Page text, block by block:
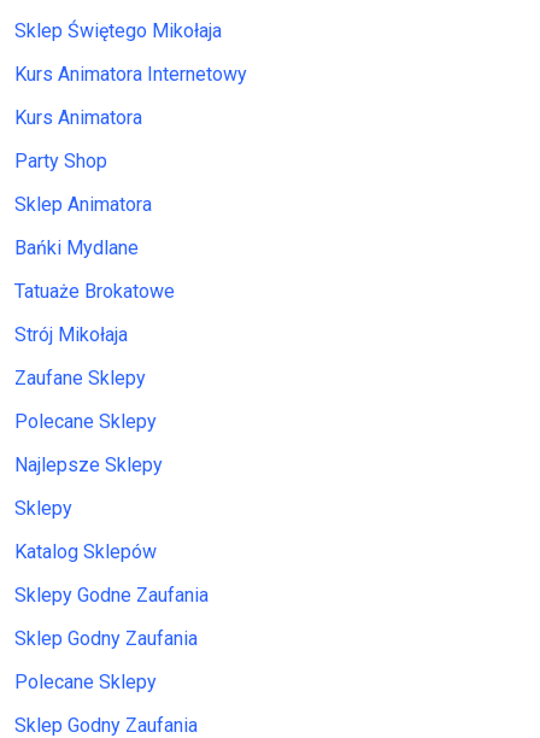
Sklep Świętego Mikołaja
Kurs Animatora Internetowy
Kurs Animatora
Party Shop
Sklep Animatora
Bańki Mydlane
Tatuaże Brokatowe
Strój Mikołaja
Zaufane Sklepy
Polecane Sklepy
Najlepsze Sklepy
Sklepy
Katalog Sklepów
Sklepy Godne Zaufania
Sklep Godny Zaufania
Polecane Sklepy
Sklep Godny Zaufania